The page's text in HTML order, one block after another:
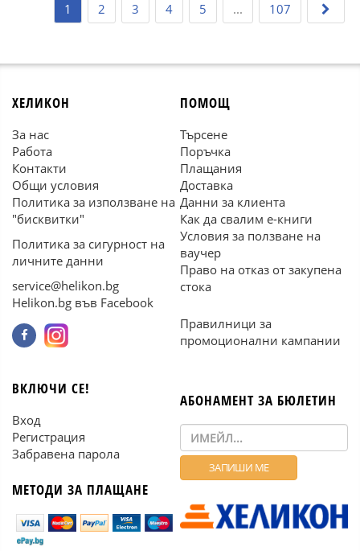
1 2 3 4 5 ... 107
ХЕЛИКОН
За нас
Работа
Контакти
Общи условия
Политика за използване на
"бисквитки"
Политика за сигурност на
личните данни
service@helikon.bg
Helikon.bg във Facebook
ПОМОЩ
Търсене
Поръчка
Плащания
Доставка
Данни за клиента
Как да свалим е-книги
Условия за ползване на
ваучер
Право на отказ от закупена
стока
Правилници за
промоционални кампании
ВКЛЮЧИ СЕ!
Вход
Регистрация
Забравена парола
МЕТОДИ ЗА ПЛАЩАНЕ
АБОНАМЕНТ ЗА БЮЛЕТИН